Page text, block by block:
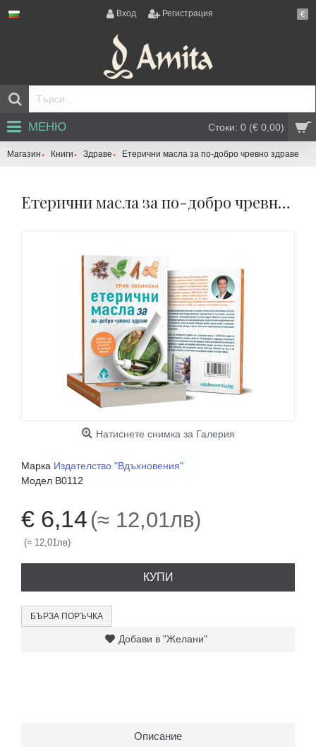
Вход Регистрация €
Стоки: 0 (€ 0,00)
МЕНЮ
Магазин Книги Здраве Етерични масла за по-добро чревно здраве
Етерични масла за по-добро чревно здраве
Натиснете снимка за Галерия
Марка Издателство "Вдъхновения"
Модел B0112
€ 6,14 (≈ 12,01лв)
(≈ 12,01лв)
КУПИ
БЪРЗА ПОРЪЧКА
Добави в "Желани"
Описание